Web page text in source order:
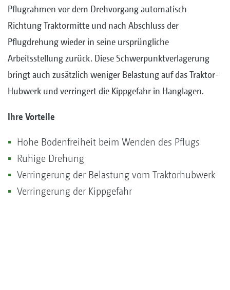
Pflugrahmen vor dem Drehvorgang automatisch
Richtung Traktormitte und nach Abschluss der
Pflugdrehung wieder in seine ursprüngliche
Arbeitsstellung zurück. Diese Schwerpunktverlagerung
bringt auch zusätzlich weniger Belastung auf das Traktor-
Hubwerk und verringert die Kippgefahr in Hanglagen.
Ihre Vorteile
Hohe Bodenfreiheit beim Wenden des Pflugs
Ruhige Drehung
Verringerung der Belastung vom Traktorhubwerk
Verringerung der Kippgefahr